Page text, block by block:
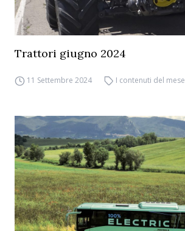
Trattori giugno 2024
11 Settembre 2024 I contenuti del mese